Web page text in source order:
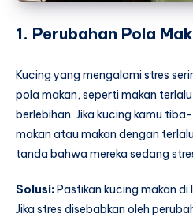
1. Perubahan Pola
Kucing yang mengalami stres
pola makan, seperti makan
berlebihan. Jika kucing kamu
makan atau makan dengan
tanda bahwa mereka sedang
Solusi: Pastikan kucing makan
Jika stres disebabkan oleh